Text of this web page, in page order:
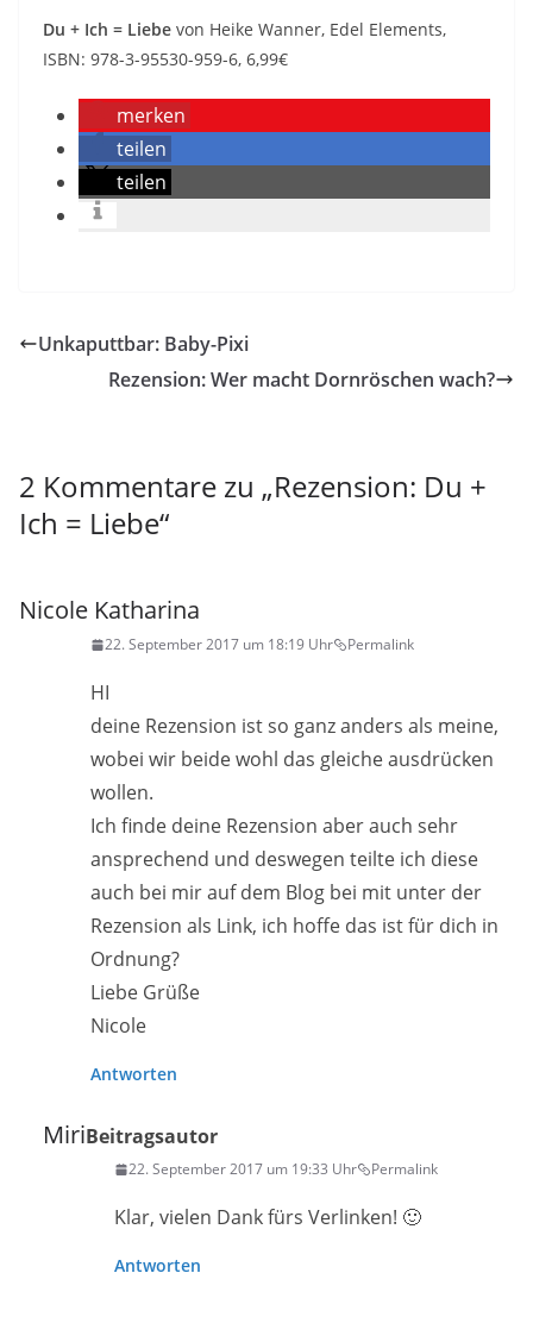
Du + Ich = Liebe von Heike Wanner, Edel Elements,
ISBN: 978-3-95530-959-6, 6,99€
merken
teilen
teilen
Unkaputtbar: Baby-Pixi
Rezension: Wer macht Dornröschen wach?
2 Kommentare zu „Rezension: Du +
Ich = Liebe“
Nicole Katharina
22. September 2017 um 18:19 Uhr Permalink
HI
deine Rezension ist so ganz anders als meine,
wobei wir beide wohl das gleiche ausdrücken
wollen.
Ich finde deine Rezension aber auch sehr
ansprechend und deswegen teilte ich diese
auch bei mir auf dem Blog bei mit unter der
Rezension als Link, ich hoffe das ist für dich in
Ordnung?
Liebe Grüße
Nicole
Antworten
MiriBeitragsautor
22. September 2017 um 19:33 Uhr Permalink
Klar, vielen Dank fürs Verlinken! 🙂
Antworten